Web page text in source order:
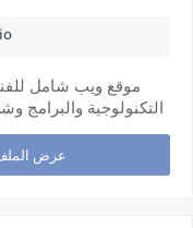
موقع ويب شامل
التكنولوجية والبرامج
عرض